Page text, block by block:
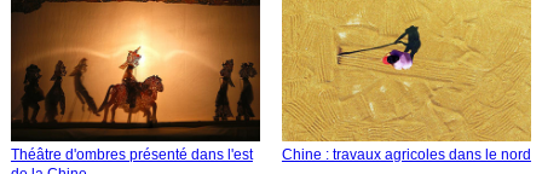
Théâtre d'ombres présenté dans l'est
Chine : travaux agricoles dans le nord